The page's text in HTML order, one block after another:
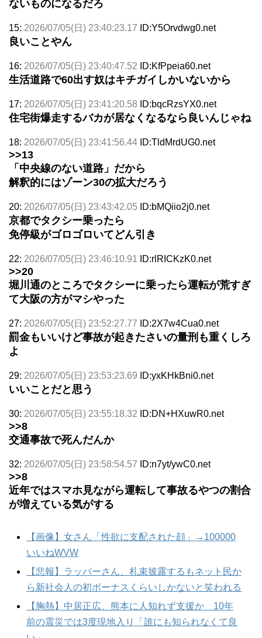
ないものになるだろ
15: 2026/07/05(日) 23:40:23.17 ID:Y5Orvdwg0.net
良いことやん
16: 2026/07/05(日) 23:40:47.52 ID:KfPpeia60.net
生活道路で60出す奴はキチガイしかいないから
17: 2026/07/05(日) 23:41:20.58 ID:bqcRzsYX0.net
住宅街爆走するバカが居なくなるなら良いんじゃね
18: 2026/07/05(日) 23:41:56.44 ID:TldMrdUG0.net
>>13
「中央線のない道路」だから
解釈的にはゾーン30の拡大だろう
20: 2026/07/05(日) 23:43:42.05 ID:bMQiio2j0.net
京都でタクシー乗ったら
免停級がゴロゴロいてどん引き
22: 2026/07/05(日) 23:46:10.91 ID:rlRICKzK0.net
>>20
堀川通のところでタクシーに乗ったら運転が荒すぎ
て大阪の方がマシやった
27: 2026/07/05(日) 23:52:27.77 ID:2X7w4Cua0.net
罰金もいいけど事故が起きたさいの量刑も重くしろ
よ
29: 2026/07/05(日) 23:53:23.69 ID:yxKHkBni0.net
いいことだと思う
30: 2026/07/05(日) 23:55:18.32 ID:DN+HXuwR0.net
>>8
交通事故で死んだんか
32: 2026/07/05(日) 23:58:54.57 ID:n7yt/ywC0.net
>>8
近年ではスマホ見ながら運転して事故るやつの割合
が増えている気がする
【画像】女さん「性欲に支配された顔」→100000
いいねWVW
【悲報】ラッパーさん、札束披露するもネット民か
ら新社会人の初ボーナスくらいしかないと笑われる
【胸熱】中居正広、熊本に人知れず支援か 10年
前の震災では3度現地入り「誰にも知られなくて良